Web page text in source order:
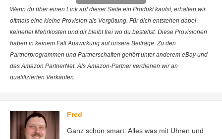
Wenn du über einen Link auf dieser Seite ein Produkt kaufst, erhalten wir
oftmals eine kleine Provision als Vergütung. Für dich entstehen dabei
keinerlei Mehrkosten und dir bleibt frei wo du bestellst. Diese Provisionen
haben in keinem Fall Auswirkung auf unsere Beiträge. Zu den
Partnerprogrammen und Partnerschaften gehört unter anderem eBay und
das Amazon PartnerNet. Als Amazon-Partner verdienen wir an
qualifizierten Verkäufen.
Fred
Ganz schön smart: Alles was mit Uhren und